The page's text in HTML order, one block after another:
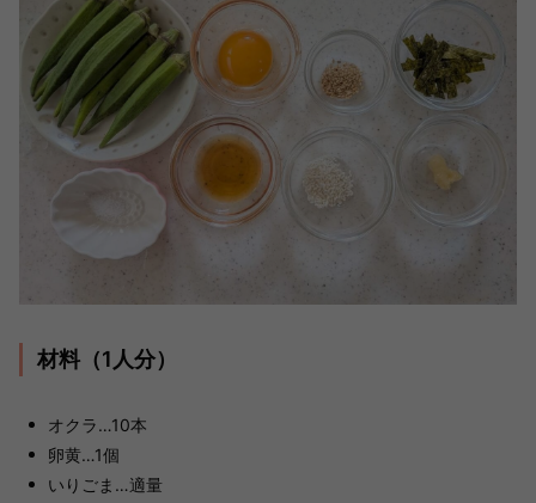
材料（1人分）
オクラ…10本
卵黄…1個
いりごま…適量